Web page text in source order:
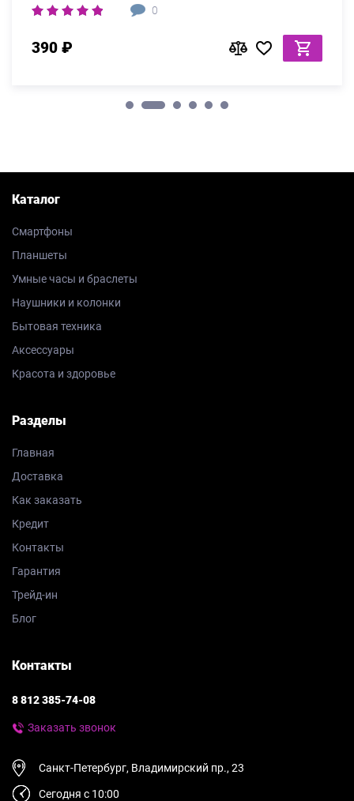
0
390 ₽
Каталог
Смартфоны
Планшеты
Умные часы и браслеты
Наушники и колонки
Бытовая техника
Аксессуары
Красота и здоровье
Разделы
Главная
Доставка
Как заказать
Кредит
Контакты
Гарантия
Трейд-ин
Блог
Контакты
8 812 385-74-08
Заказать звонок
Санкт-Петербург, Владимирский пр., 23
Сегодня с 10:00